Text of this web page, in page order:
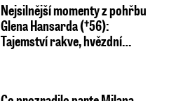
Nejsilnější momenty z pohřbu
Glena Hansarda (†56):
Tajemství rakve, hvězdní…